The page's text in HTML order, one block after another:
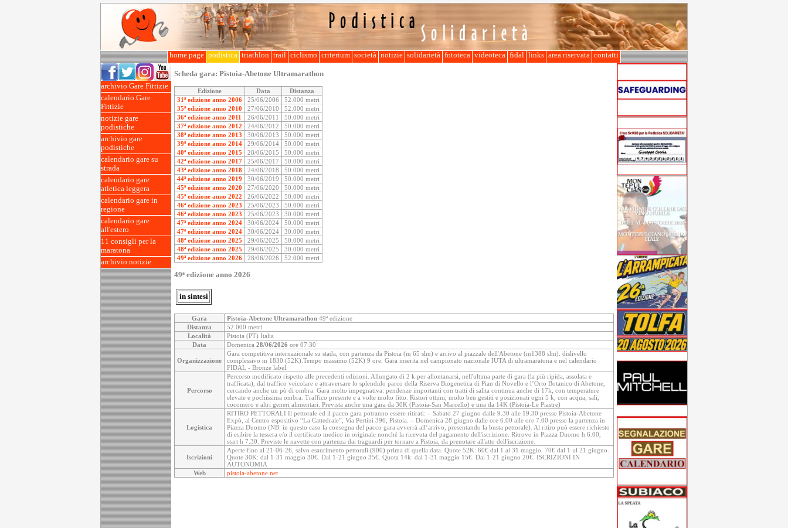
home page podistica triathlon trail ciclismo criterium società notizie solidarietà fototeca videoteca fidal links area riservata contatti
archivio Gare Fittizie
calendario Gare
Fittizie
notizie gare
podistiche
archivio gare
podistiche
calendario gare su
strada
calendario gare
atletica leggera
calendario gare in
regione
calendario gare
all'estero
11 consigli per la
maratona
archivio notizie
Scheda gara: Pistoia-Abetone Ultramarathon
Edizione Data
Distanza
31ª edizione anno 2006
25/06/2006
52.000 metri
35ª edizione anno 2010
27/06/2010
52.000 metri
36ª edizione anno 2011
26/06/2011
50.000 metri
37ª edizione anno 2012
24/06/2012
50.000 metri
38ª edizione anno 2013
30/06/2013
50.000 metri
39ª edizione anno 2014
29/06/2014
50.000 metri
40ª edizione anno 2015
28/06/2015
50.000 metri
42ª edizione anno 2017
25/06/2017
50.000 metri
43ª edizione anno 2018
24/06/2018
50.000 metri
44ª edizione anno 2019
30/06/2019
50.000 metri
45ª edizione anno 2020
27/06/2020
50.000 metri
45ª edizione anno 2022
26/06/2022
50.000 metri
46ª edizione anno 2023
25/06/2023
50.000 metri
46ª edizione anno 2023
25/06/2023
30.000 metri
47ª edizione anno 2024
30/06/2024
50.000 metri
47ª edizione anno 2024
30/06/2024
30.000 metri
48ª edizione anno 2025
29/06/2025
50.000 metri
48ª edizione anno 2025
29/06/2025
30.000 metri
49ª edizione anno 2026
28/06/2026 52.000 metri
49ª edizione anno 2026
in sintesi
Gara Pistoia-Abetone Ultramarathon 49ª edizione
Distanza
52.000 metri
Località
Pistoia (PT) Italia
Data
Domenica 28/06/2026 ore 07:30
Organizzazione
Gara competitiva internazionale su stada, con partenza da Pistoia (m 65 slm) e arrivo al piazzale dell'Abetone (m1388 slm). dislivello
complessivo m 1830 (52K).Tempo massimo (52K) 9 ore. Gara inserita nel campionato nazionale IUTA di ultramaratona e nel calendario
FIDAL - Bronze label.
Percorso
Percorso modificato rispetto alle precedenti edizioni. Allungato di 2 k per allontanarsi, nell'ultima parte di gara (la più ripida, assolata e
trafficata), dal traffico veicolare e attraversare lo splendido parco della Riserva Biogenetica di Pian di Novello e l’Orto Botanico di Abetone,
cercando anche un pò di ombra. Gara molto impegnativa: pendenze importanti con tratti di salita continua anche di 17k, con temperature
elevate e pochissima ombra. Traffico presente e a volte molto fitto. Ristori ottimi, molto ben gestiti e posizionati ogni 5 k, con acqua, sali,
cocomero e altri generi alimentari. Prevista anche una gara da 30K (Pistoia-San Marcello) e una da 14K (Pistoia-Le Piastre)
Logistica
RITIRO PETTORALI Il pettorale ed il pacco gara potranno essere ritirati: – Sabato 27 giugno dalle 9.30 alle 19.30 presso Pistoia-Abetone
Expò, al Centro espositivo “La Cattedrale”, Via Pertini 396, Pistoia. – Domenica 28 giugno dalle ore 6.00 alle ore 7.00 presso la partenza in
Piazza Duomo (NB: in questo caso la consegna del pacco gara avverrà all’arrivo, presentando la busta pettorale). Al ritiro può essere richiesto
di esibire la tessera e/o il certificato medico in originale nonché la ricevuta del pagamento dell'iscrizione. Ritrovo in Piazza Duomo h 6.00,
start h 7.30. Previste le navette con partenza dai traguardi per tornare a Pistoia, da prenotare all'atto dell'iscrizione.
Iscrizioni
Aperte fino al 21-06-26, salvo esaurimento pettorali (900) prima di quella data. Quote 52K: 60€ dal 1 al 31 maggio. 70€ dal 1-al 21 giugno.
Quote 30K: dal 1-31 maggio 30€. Dal 1-21 giugno 35€. Quota 14k: dal 1-31 maggio 15€. Dal 1-21 giugno 20€. ISCRIZIONI IN
AUTONOMIA
Web
pistoia-abetone.net